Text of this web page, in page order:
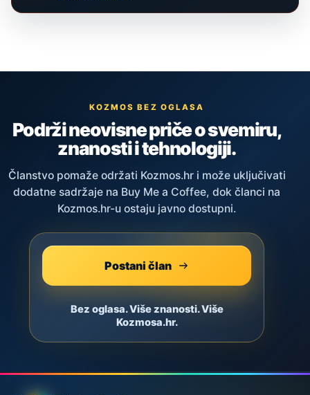
KOZMOS BEZ OGLASA
Podrži neovisne priče o svemiru,
znanosti i tehnologiji.
Članstvo pomaže održati Kozmos.hr i može uključivati
dodatne sadržaje na Buy Me a Coffee, dok članci na
Kozmos.hr-u ostaju javno dostupni.
Postani član
Bez oglasa. Više znanosti. Više
Kozmosa.hr.